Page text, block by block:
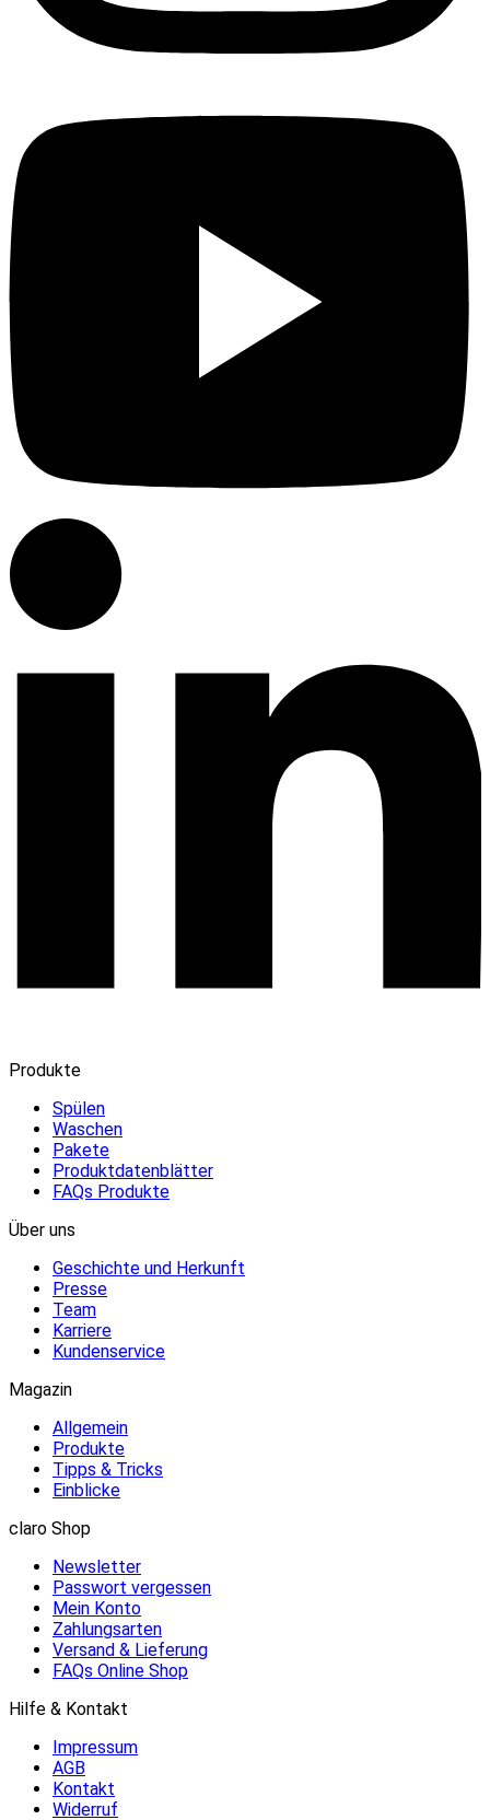
Produkte
Spülen
Waschen
Pakete
Produktdatenblätter
FAQs Produkte
Über uns
Geschichte und Herkunft
Presse
Team
Karriere
Kundenservice
Magazin
Allgemein
Produkte
Tipps & Tricks
Einblicke
claro Shop
Newsletter
Passwort vergessen
Mein Konto
Zahlungsarten
Versand & Lieferung
FAQs Online Shop
Hilfe & Kontakt
Impressum
AGB
Kontakt
Widerruf